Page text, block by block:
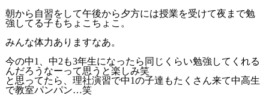
朝から自習をして午後から夕方には授業を受けて夜まで勉
強してる子もちょこちょこ。
みんな体力ありますなあ。
今の中1、中2も3年生になったら同じくらい勉強してくれる
んだろうなーって思うと楽しみ笑
と思ってたら、理社演習で中1の子達もたくさん来て中高生
で教室パンパン…笑